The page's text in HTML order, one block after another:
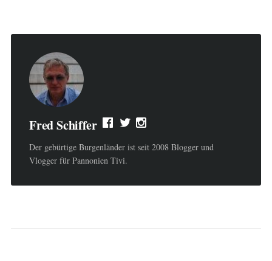
Fred Schiffer
Der gebürtige Burgenländer ist seit 2008 Blogger und
Vlogger für Pannonien Tivi.